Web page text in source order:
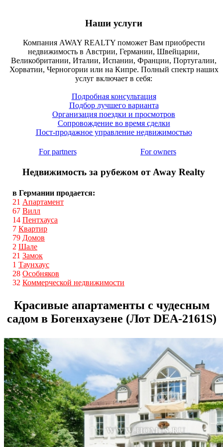
Наши услуги
Компания AWAY REALTY поможет Вам приобрести
недвижимость в Австрии, Германии, Швейцарии,
Великобритании, Италии, Испании, Франции, Португалии,
Хорватии, Черногории или на Кипре. Полный спектр наших
услуг включает в себя:
Подробная консультация
Подбор лучшего варианта
Организация поездки и просмотров
Сопровождение во время сделки
Пост-продажное управление недвижимостью
For partners For owners
Недвижимость за рубежом от Away Realty
в Германии продается:
21 Апартамент
67 Вилл
14 Пентхауса
7 Квартир
79 Домов
2 Шале
21 Замок
1 Таунхаус
28 Особняков
32 Коммерческой недвижимости
Красивые апартаменты с чудесным
садом в Богенхаузене (Лот DEA-2161S)